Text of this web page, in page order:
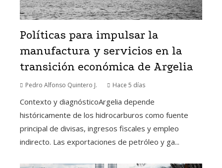
Políticas para impulsar la
manufactura y servicios en la
transición económica de Argelia
Pedro Alfonso Quintero J. Hace 5 días
Contexto y diagnósticoArgelia depende
históricamente de los hidrocarburos como fuente
principal de divisas, ingresos fiscales y empleo
indirecto. Las exportaciones de petróleo y ga...